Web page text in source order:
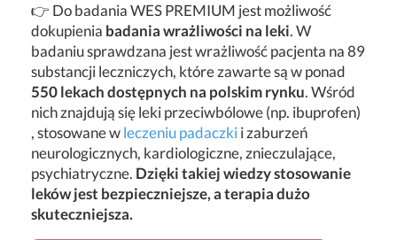
👉 Do badania WES PREMIUM jest możliwość
dokupienia badania wrażliwości na leki. W
badaniu sprawdzana jest wrażliwość pacjenta na 89
substancji leczniczych, które zawarte są w ponad
550 lekach dostępnych na polskim rynku. Wśród
nich znajdują się leki przeciwbólowe (np. ibuprofen)
, stosowane wleczeniu padaczkii zaburzeń
neurologicznych, kardiologiczne, znieczulające,
psychiatryczne. Dzięki takiej wiedzy stosowanie
leków jest bezpieczniejsze, a terapia dużo
skuteczniejsza.